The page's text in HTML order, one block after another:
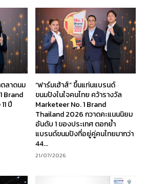
ลาดนม
Brand
ปี
“ฟาร์มเฮ้าส์” ขึ้นแท่นแบรนด์
ขนมปังในใจคนไทย คว้ารางวัล
Marketeer No. 1 Brand
Thailand 2026 กวาดคะแนนนิยม
อันดับ 1 ของประเทศ ตอกย้ำ
แบรนด์ขนมปังที่อยู่คู่คนไทยมากว่า
44...
21/07/2026